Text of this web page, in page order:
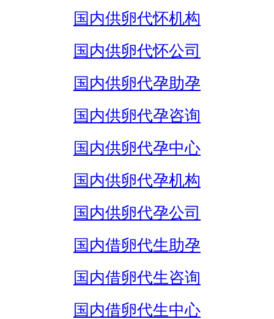
国内供卵代怀机构
国内供卵代怀公司
国内供卵代孕助孕
国内供卵代孕咨询
国内供卵代孕中心
国内供卵代孕机构
国内供卵代孕公司
国内借卵代生助孕
国内借卵代生咨询
国内借卵代生中心